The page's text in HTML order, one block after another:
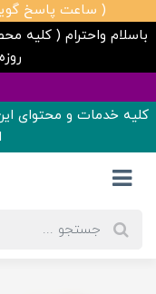
( ساعت پاسخ گویی صبح 9 الی 1
جهت فروش
کلیه خدمات و محتوای